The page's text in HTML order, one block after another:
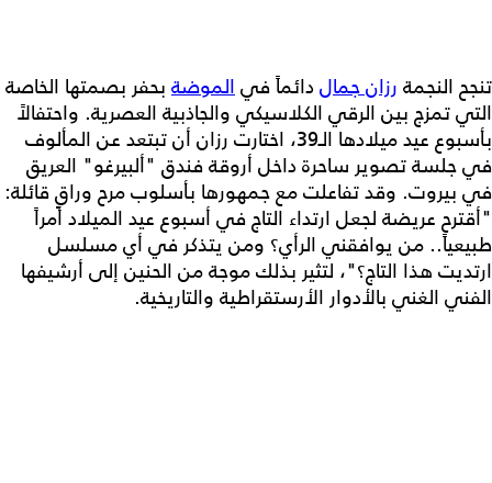
تنجح النجمة رزان جمال دائماً فيالموضة بحفر بصمتها الخاصة
التي تمزج بين الرقي الكلاسيكي والجاذبية العصرية. واحتفالاً
بأسبوع عيد ميلادها الـ39، اختارت رزان أن تبتعد عن المألوف
في جلسة تصوير ساحرة داخل أروقة فندق "ألبيرغو" العريق
في بيروت. وقد تفاعلت مع جمهورها بأسلوب مرح وراقٍ قائلة:
"أقترح عريضة لجعل ارتداء التاج في أسبوع عيد الميلاد أمراً
طبيعياً.. من يوافقني الرأي؟ ومن يتذكر في أي مسلسل
ارتديت هذا التاج؟"، لتثير بذلك موجة من الحنين إلى أرشيفها
الفني الغني بالأدوار الأرستقراطية والتاريخية.